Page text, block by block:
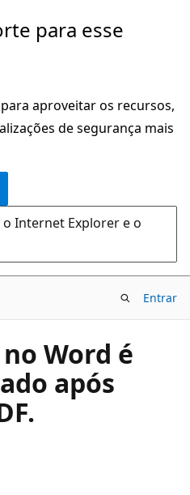
para esse
aproveitar os recursos,
de segurança mais
Internet Explorer e o
Entrar
Word é
após